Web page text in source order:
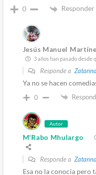
0 Responder
Jesús Manuel
3 años han pasado desde
Responde a
Ya no se hacen
0
Autor
M'Rabo Mhulargo
Responde a
Esa no la conocía pero